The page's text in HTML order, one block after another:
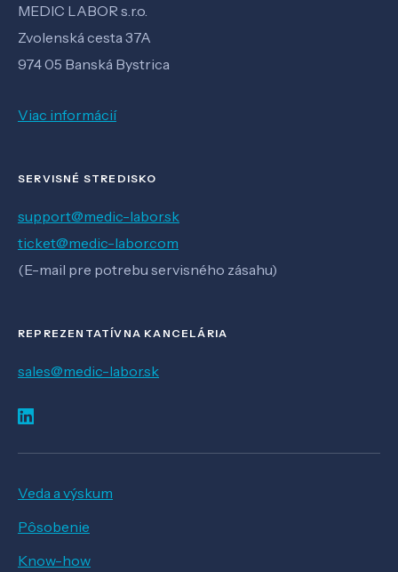
MEDIC LABOR s.r.o.
Zvolenská cesta 37A
974 05 Banská Bystrica
Viac informácií
SERVISNÉ STREDISKO
support@medic-labor.sk
ticket@medic-labor.com
(E-mail pre potrebu servisného zásahu)
REPREZENTATÍVNA KANCELÁRIA
sales@medic-labor.sk
Veda a výskum
Pôsobenie
Know-how